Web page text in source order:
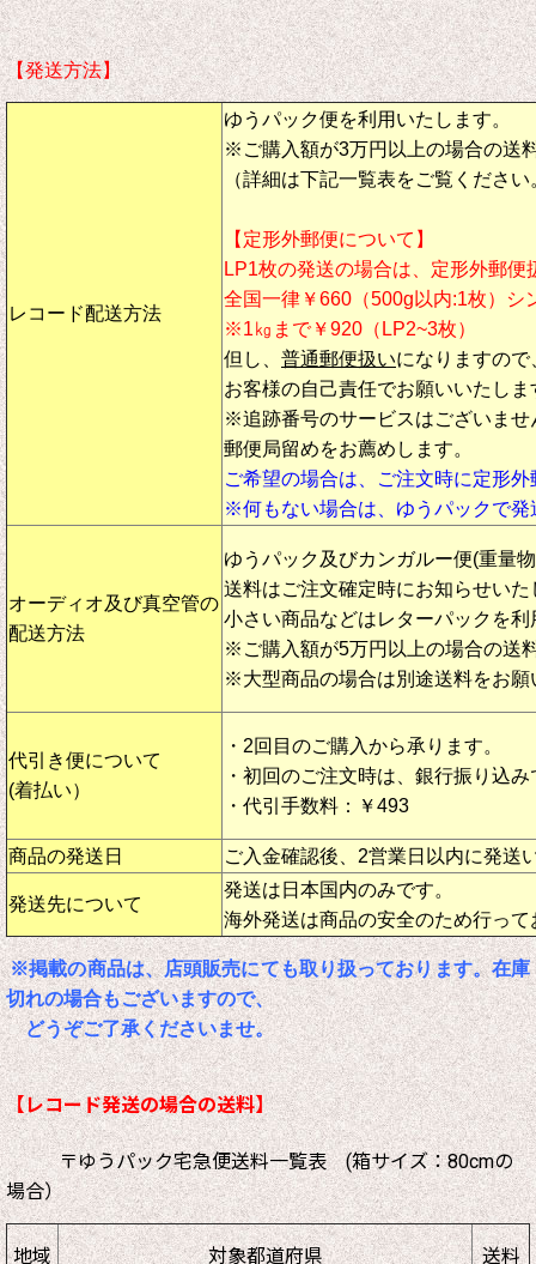
【発送方法】
レコード配送方法
ゆうパック便を利用いたします。
※ご購入額が3万円以上の場合の送
（詳細は下記一覧表をご覧ください
【定形外郵便について】
LP1枚の発送の場合は、定形外郵便
全国一律￥660（500g以内:1枚）シ
※1㎏まで￥920（LP2~3枚）
但し、 普通郵便扱いになりますの
お客様の自己責任でお願いいたしま
※追跡番号のサービスはございませ
郵便局留めをお薦めします。
ご希望の場合は、ご注文時に定形
※何もない場合は、ゆうパックで発
オーディオ及び真空管の
配送方法
ゆうパック及びカンガルー便(重量
送料はご注文確定時にお知らせいた
小さい商品などはレターパックを利
※ご購入額が5万円以上の場合の送
※大型商品の場合は別途送料をお願
代引き便について
(着払い）
・2回目のご購入から承ります。
・初回のご注文時は、銀行振り込
・代引手数料：￥493
商品の発送日 ご入金確認後、2営業日以内に発送
発送先について
発送は日本国内のみです。
海外発送は商品の安全のため行って
※掲載の商品は、店頭販売にても取り扱っております。在庫
切れの場合もございますので、
どうぞご了承くださいませ。
【レコード発送の場合の送料】
〒ゆうパック宅急便送料一覧表 (箱サイズ：80cmの
場合）
地域 対象都道府県 送料